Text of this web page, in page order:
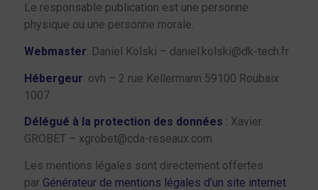
Le responsable publication est une personne
physique ou une personne morale.
Webmaster: Daniel Kolski – daniel.kolski@dk-tech.fr
Hébergeur: ovh – 2 rue Kellermann 59100 Roubaix
1007
Délégué à la protection des données : Xavier
GROBET – xgrobet@cda-reseaux.com
Les mentions légales sont directement offertes
par Générateur de mentions légales d’un site internet.